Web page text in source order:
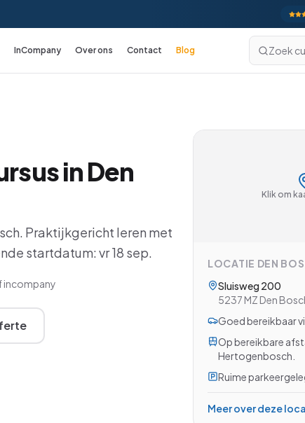
Excel: Functies en Formules
Excel: Koppelingen en Macro's
InCompany Over ons Contact Blog Zoek
inDen
. Praktijkgericht leren met
startdatum: vr 18 sep.
incompany
Klik om
LOCATIE DEN
Sluisweg 200
5237 MZ Den
Goed bereikbaar
Op bereikbare
Hertogenbosch.
Ruime
Meer over deze